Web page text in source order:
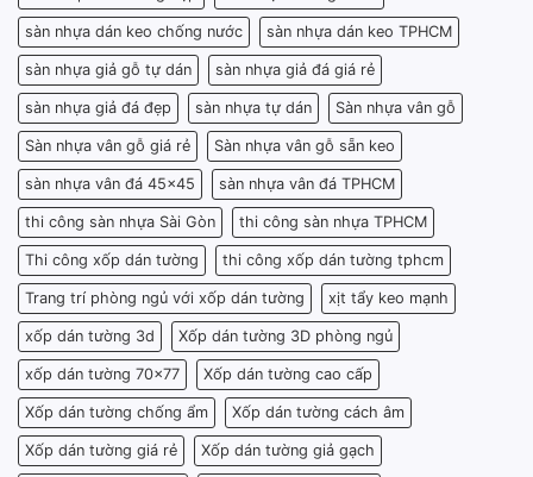
sàn nhựa dán keo chống nước sàn nhựa dán keo TPHCM
sàn nhựa giả gỗ tự dán sàn nhựa giả đá giá rẻ
sàn nhựa giả đá đẹp sàn nhựa tự dán Sàn nhựa vân gỗ
Sàn nhựa vân gỗ giá rẻ Sàn nhựa vân gỗ sẵn keo
sàn nhựa vân đá 45x45 sàn nhựa vân đá TPHCM
thi công sàn nhựa Sài Gòn thi công sàn nhựa TPHCM
Thi công xốp dán tường thi công xốp dán tường tphcm
Trang trí phòng ngủ với xốp dán tường xịt tẩy keo mạnh
xốp dán tường 3d Xốp dán tường 3D phòng ngủ
xốp dán tường 70x77 Xốp dán tường cao cấp
Xốp dán tường chống ẩm Xốp dán tường cách âm
Xốp dán tường giá rẻ Xốp dán tường giả gạch